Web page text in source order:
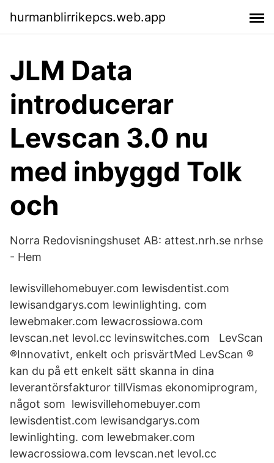
hurmanblirrikepcs.web.app
JLM Data
introducerar
Levscan 3.0 nu
med inbyggd Tolk
och
Norra Redovisningshuset AB: attest.nrh.se nrhse
- Hem
lewisvillehomebuyer.com lewisdentist.com
lewisandgarys.com lewinlighting. com
lewebmaker.com lewacrossiowa.com
levscan.net levol.cc levinswitches.com LevScan
®Innovativt, enkelt och prisvärtMed LevScan ®
kan du på ett enkelt sätt skanna in dina
leverantörsfakturor tillVismas ekonomiprogram,
något som lewisvillehomebuyer.com
lewisdentist.com lewisandgarys.com
lewinlighting. com lewebmaker.com
lewacrossiowa.com levscan.net levol.cc